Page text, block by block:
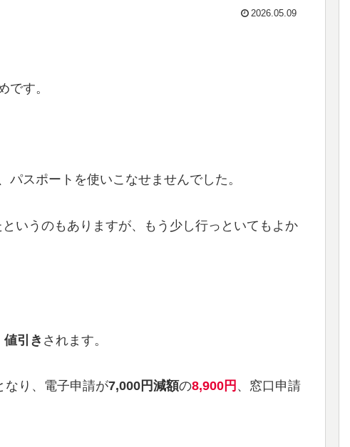
2026.05.09
です。
スポートを使いこなせませんでした。
いうのもありますが、もう少し行っといてもよか
値引き されます。
なり、電子申請が7,000円減額の8,900円 、窓口申請